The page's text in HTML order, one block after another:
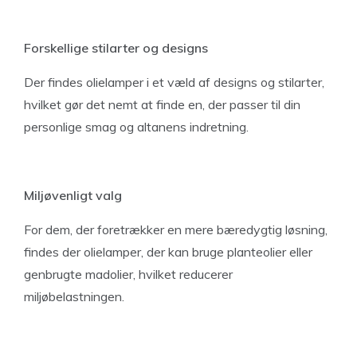
Forskellige stilarter og designs
Der findes olielamper i et væld af designs og stilarter,
hvilket gør det nemt at finde en, der passer til din
personlige smag og altanens indretning.
Miljøvenligt valg
For dem, der foretrækker en mere bæredygtig løsning,
findes der olielamper, der kan bruge planteolier eller
genbrugte madolier, hvilket reducerer
miljøbelastningen.